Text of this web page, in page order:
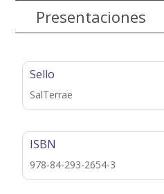
Presentaciones
Sello
SalTerrae
ISBN
978-84-293-2654-3